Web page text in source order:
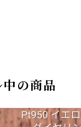
中の商品